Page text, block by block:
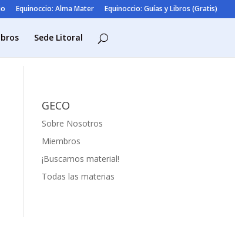
Equinoccio: Alma Mater Equinoccio: Guías y Libros (Gratis)
Sede Litoral
GECO
Sobre Nosotros
Miembros
¡Buscamos material!
Todas las materias